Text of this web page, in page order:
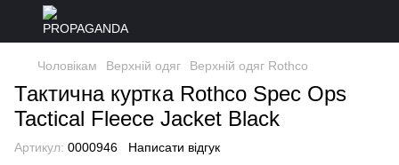
Чоловікам Верхній одяг Верхній одяг Rothco
Тактична куртка Rothco Spec Ops
Tactical Fleece Jacket Black
Артикул: 0000946 Написати відгук